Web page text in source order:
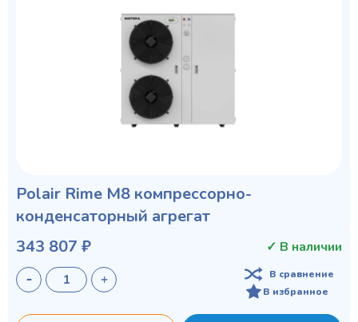
Polair Rime M8 компрессорно-
конденсаторный агрегат
343 807 ₽
✓ В наличии
В сравнение
В избранное